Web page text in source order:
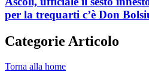
per la trequarti c’è Don
Categorie Articolo
Torna alla home